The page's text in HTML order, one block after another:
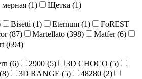
(1) Щетка (1)
Bisetti (1) Eternum (1)
FoREST
(87) Martellato (398) Matfer (6)
(694)
(6) 2900 (5) 3D CHOCO (5)
8) 3D RANGE (5) 48280 (2)